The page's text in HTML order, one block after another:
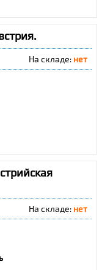
На складе: нет
На складе: нет